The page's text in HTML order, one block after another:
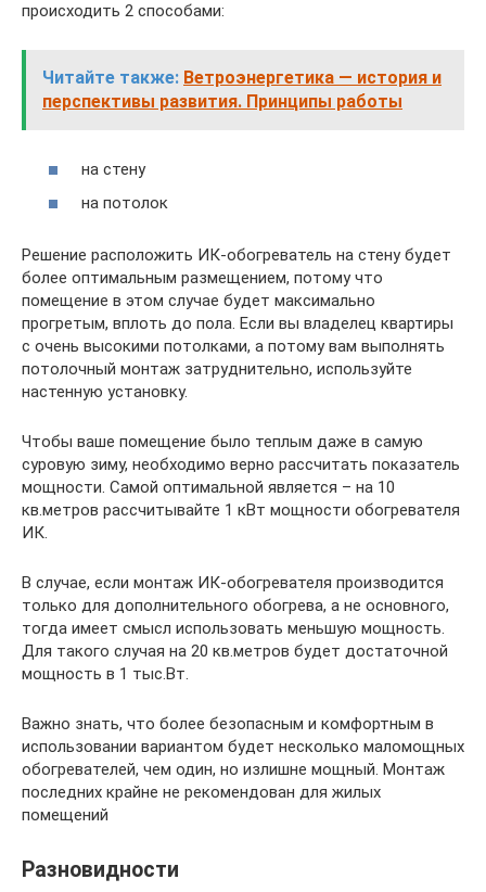
происходить 2 способами:
Читайте также: Ветроэнергетика — история и
перспективы развития. Принципы работы
на стену
на потолок
Решение расположить ИК-обогреватель на стену будет
более оптимальным размещением, потому что
помещение в этом случае будет максимально
прогретым, вплоть до пола. Если вы владелец квартиры
с очень высокими потолками, а потому вам выполнять
потолочный монтаж затруднительно, используйте
настенную установку.
Чтобы ваше помещение было теплым даже в самую
суровую зиму, необходимо верно рассчитать показатель
мощности. Самой оптимальной является – на 10
кв.метров рассчитывайте 1 кВт мощности обогревателя
ИК.
В случае, если монтаж ИК-обогревателя производится
только для дополнительного обогрева, а не основного,
тогда имеет смысл использовать меньшую мощность.
Для такого случая на 20 кв.метров будет достаточной
мощность в 1 тыс.Вт.
Важно знать, что более безопасным и комфортным в
использовании вариантом будет несколько маломощных
обогревателей, чем один, но излишне мощный. Монтаж
последних крайне не рекомендован для жилых
помещений
Разновидности